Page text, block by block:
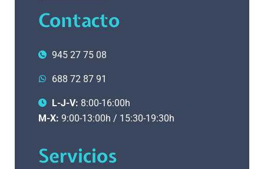
Contacto
945 27 75 08
688 72 87 91
L-J-V: 8:00-16:00h
M-X: 9:00-13:00h / 15:30-19:30h
Servicios